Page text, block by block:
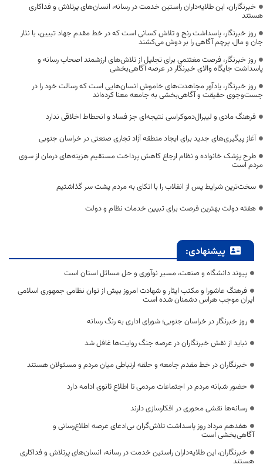
خبرنگاران، این طلایه‌داران راستین خدمت در رسانه، انسان‌های پرتلاش و فداکاری
هستند
روز خبرنگار، پاسداشت رنج و تلاش کسانی است که در خط مقدم جهاد تبیین، با نثار
جان و مال، پرچم آگاهی را بر دوش می‌کشند
روز خبرنگار، فرصت مغتنمی برای تجلیل از تلاش‌های ارزشمند اصحاب رسانه و
پاسداشت جایگاه والای خبرنگار در عرصه آگاهی‌بخشی
روز خبرنگار، یادآور مجاهدت‌های خاموش انسان‌هایی است که رسالت خود را در
جست‌وجوی حقیقت و آگاهی‌بخشی به جامعه معنا کرده‌اند
فرهنگ مادی و لیبرال‌دموکراسی نتیجه‌ای جز فساد و انحطاط اخلاقی ندارد
آغاز پیگیری‌های جدید برای ایجاد منطقه آزاد تجاری صنعتی در خراسان جنوبی
طرح پزشک خانواده و نظام ارجاع کاهش پرداخت مستقیم هزینه‌های درمان از سوی
مردم است
سخت‌ترین شرایط پس از انقلاب را با اتکای به مردم پشت سر گذاشتیم
هفته دولت بهترین فرصت برای تبیین خدمات نظام و دولت
پیشنهادی:
پیوند دانشگاه و صنعت، مسیر نوآوری و حل مسائل استان است
فرهنگ عاشورا و مکتب ایثار و شهادت امروز بیش از توان نظامی جمهوری اسلامی
ایران موجب هراس دشمنان شده است
روز خبرنگار در خراسان جنوبی؛ شورای اداری به رنگ رسانه
نباید از نقش خبرنگاران در عرصه جنگ روایت‌ها غافل شد
خبرنگاران در خط مقدم جامعه و حلقه ارتباطی میان مردم و مسئولان هستند
حضور شبانه مردم در اجتماعات مردمی تا اطلاع ثانوی ادامه دارد
رسانه‌ها نقشی محوری در افکارسازی دارند
هفدهم مرداد روز پاسداشت تلاش‌گران بی‌ادعای عرصه اطلاع‌رسانی و
آگاهی‌بخشی است
خبرنگاران، این طلایه‌داران راستین خدمت در رسانه، انسان‌های پرتلاش و فداکاری
هستند